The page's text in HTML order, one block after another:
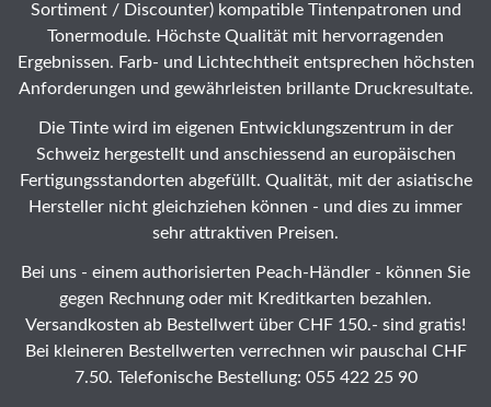
Sortiment / Discounter) kompatible Tintenpatronen und
Tonermodule. Höchste Qualität mit hervorragenden
Ergebnissen. Farb- und Lichtechtheit entsprechen höchsten
Anforderungen und gewährleisten brillante Druckresultate.
Die Tinte wird im eigenen Entwicklungszentrum in der
Schweiz hergestellt und anschiessend an europäischen
Fertigungsstandorten abgefüllt. Qualität, mit der asiatische
Hersteller nicht gleichziehen können - und dies zu immer
sehr attraktiven Preisen.
Bei uns - einem authorisierten Peach-Händler - können Sie
gegen Rechnung oder mit Kreditkarten bezahlen.
Versandkosten ab Bestellwert über CHF 150.- sind gratis!
Bei kleineren Bestellwerten verrechnen wir pauschal CHF
7.50. Telefonische Bestellung: 055 422 25 90